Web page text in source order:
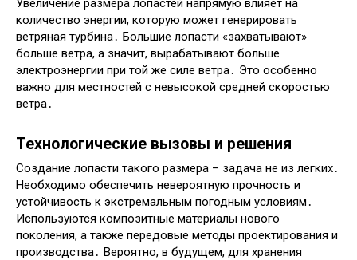
Увеличение размера лопастей напрямую влияет на
количество энергии, которую может генерировать
ветряная турбина․ Большие лопасти «захватывают»
больше ветра, а значит, вырабатывают больше
электроэнергии при той же силе ветра․ Это особенно
важно для местностей с невысокой средней скоростью
ветра․
Технологические вызовы и решения
Создание лопасти такого размера – задача не из легких․
Необходимо обеспечить невероятную прочность и
устойчивость к экстремальным погодным условиям․
Используются композитные материалы нового
поколения, а также передовые методы проектирования и
производства․ Вероятно, в будущем, для хранения